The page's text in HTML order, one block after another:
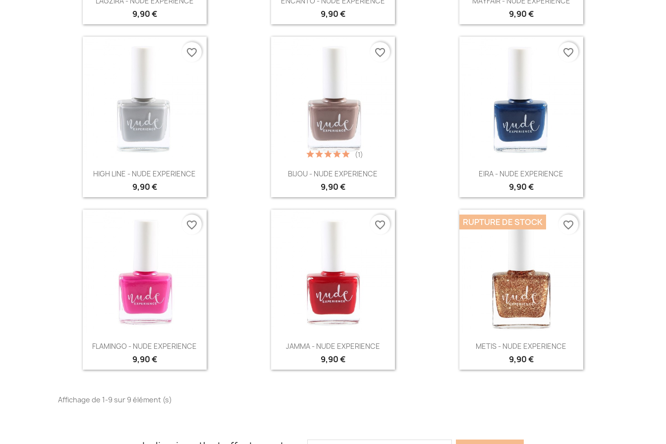
9,90 € 9,90 € 9,90 €
Aperçu rapide
HIGH LINE - NUDE EXPERIENCE
9,90 €
favorite_border
 Aperçu rapide
BIJOU - NUDE EXPERIENCE
9,90 €
(1)
favorite_border
Aperçu rapide
EIRA - NUDE EXPERIENCE
9,90 €
favorite_border
Aperçu rapide
FLAMINGO - NUDE EXPERIENCE
9,90 €
favorite_border
 Aperçu rapide
JAMMA - NUDE EXPERIENCE
9,90 €
favorite_border
 Aperçu rapide
METIS - NUDE EXPERIENCE
9,90 €
RUPTURE DE STOCK favorite_border
Affichage de 1-9 sur 9 élément (s)